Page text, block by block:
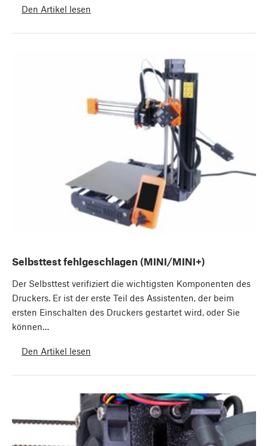
Den Artikel lesen
Selbsttest fehlgeschlagen (MINI/MINI+)
Der Selbsttest verifiziert die wichtigsten Komponenten des
Druckers. Er ist der erste Teil des Assistenten, der beim
ersten Einschalten des Druckers gestartet wird, oder Sie
können…
Den Artikel lesen